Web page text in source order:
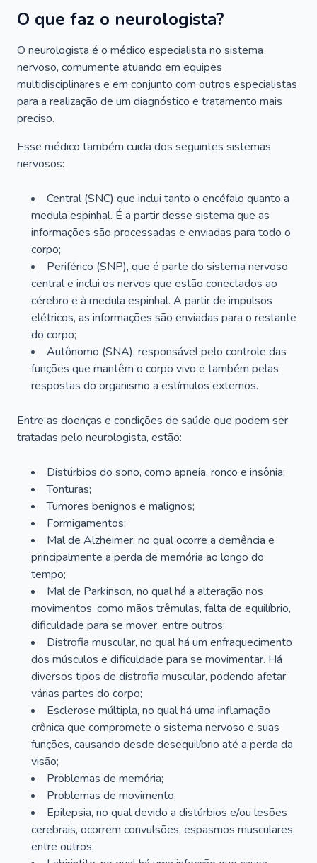
O que faz o neurologista?
O neurologista é o médico especialista no sistema
nervoso, comumente atuando em equipes
multidisciplinares e em conjunto com outros especialistas
para a realização de um diagnóstico e tratamento mais
preciso.
Esse médico também cuida dos seguintes sistemas
nervosos:
Central (SNC) que inclui tanto o encéfalo quanto a
medula espinhal. É a partir desse sistema que as
informações são processadas e enviadas para todo o
corpo;
Periférico (SNP), que é parte do sistema nervoso
central e inclui os nervos que estão conectados ao
cérebro e à medula espinhal. A partir de impulsos
elétricos, as informações são enviadas para o restante
do corpo;
Autônomo (SNA), responsável pelo controle das
funções que mantêm o corpo vivo e também pelas
respostas do organismo a estímulos externos.
Entre as doenças e condições de saúde que podem ser
tratadas pelo neurologista, estão:
Distúrbios do sono, como apneia, ronco e insônia;
Tonturas;
Tumores benignos e malignos;
Formigamentos;
Mal de Alzheimer, no qual ocorre a demência e
principalmente a perda de memória ao longo do
tempo;
Mal de Parkinson, no qual há a alteração nos
movimentos, como mãos trêmulas, falta de equilíbrio,
dificuldade para se mover, entre outros;
Distrofia muscular, no qual há um enfraquecimento
dos músculos e dificuldade para se movimentar. Há
diversos tipos de distrofia muscular, podendo afetar
várias partes do corpo;
Esclerose múltipla, no qual há uma inflamação
crônica que compromete o sistema nervoso e suas
funções, causando desde desequilíbrio até a perda da
visão;
Problemas de memória;
Problemas de movimento;
Epilepsia, no qual devido a distúrbios e/ou lesões
cerebrais, ocorrem convulsões, espasmos musculares,
entre outros;